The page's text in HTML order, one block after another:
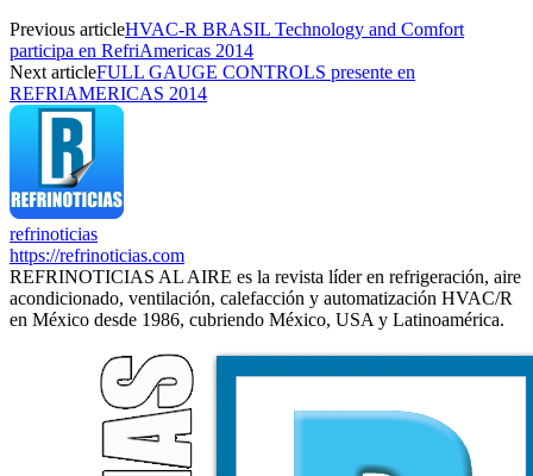
Previous articleHVAC-R BRASIL Technology and Comfort
participa en RefriAmericas 2014
Next articleFULL GAUGE CONTROLS presente en
REFRIAMERICAS 2014
refrinoticias
https://refrinoticias.com
REFRINOTICIAS AL AIRE es la revista líder en refrigeración, aire
acondicionado, ventilación, calefacción y automatización HVAC/R
en México desde 1986, cubriendo México, USA y Latinoamérica.